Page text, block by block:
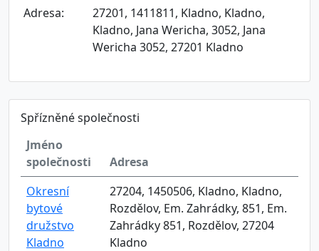
Adresa:
27201, 1411811, Kladno, Kladno,
Kladno, Jana Wericha, 3052, Jana
Wericha 3052, 27201 Kladno
Spřízněné společnosti
Jméno
společnosti
Adresa
Okresní
bytové
družstvo
Kladno
27204, 1450506, Kladno, Kladno,
Rozdělov, Em. Zahrádky, 851, Em.
Zahrádky 851, Rozdělov, 27204
Kladno